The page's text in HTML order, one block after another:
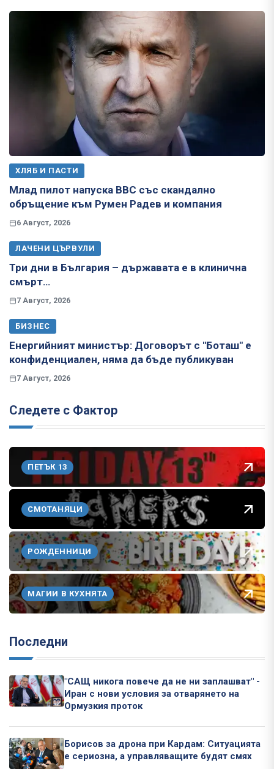
ХЛЯБ И ПАСТИ
Млад пилот напуска ВВС със скандално
обръщение към Румен Радев и компания
6 Август, 2026
ЛАЧЕНИ ЦЪРВУЛИ
Три дни в България – държавата е в клинична
смърт…
7 Август, 2026
БИЗНЕС
Енергийният министър: Договорът с "Боташ" е
конфиденциален, няма да бъде публикуван
7 Август, 2026
Следете с Фактор
ПЕТЪК 13
СМОТАНЯЦИ
РОЖДЕННИЦИ
МАГИИ В КУХНЯТА
Последни
"САЩ никога повече да не ни заплашват" -
Иран с нови условия за отварянето на
Ормузкия проток
Борисов за дрона при Кардам: Ситуацията
е сериозна, а управляващите будят смях